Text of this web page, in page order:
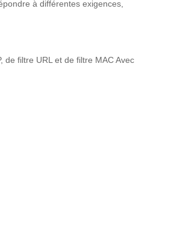
à différentes exigences,
filtre URL et de filtre MAC Avec